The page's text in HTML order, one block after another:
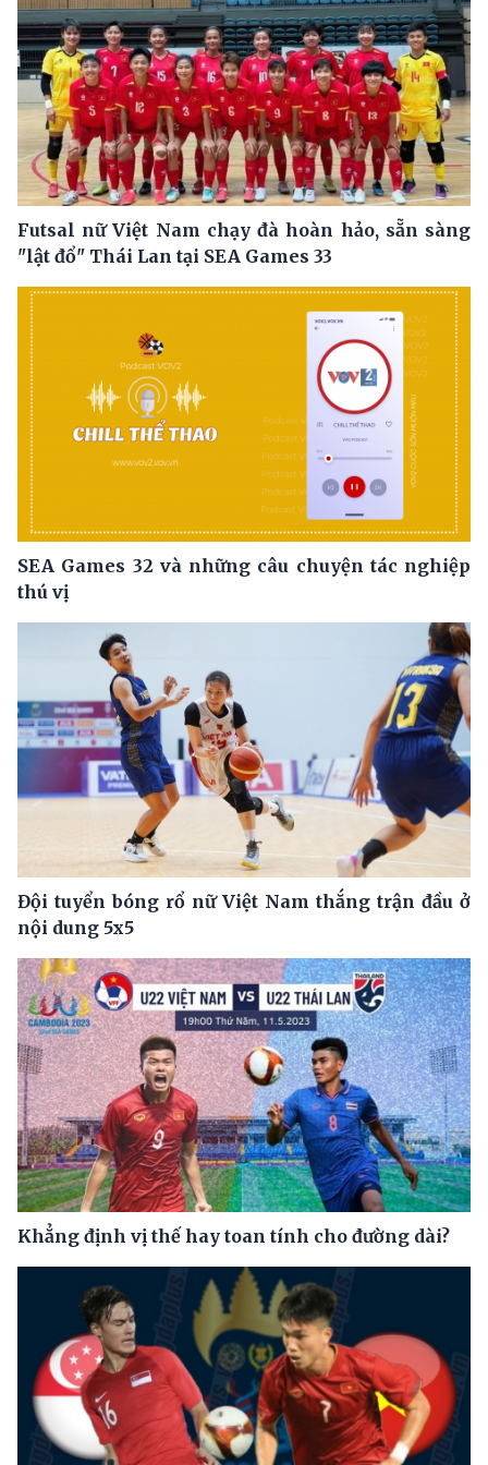
Futsal nữ Việt Nam chạy đà hoàn hảo, sẵn sàng
"lật đổ" Thái Lan tại SEA Games 33
SEA Games 32 và những câu chuyện tác nghiệp
thú vị
Đội tuyển bóng rổ nữ Việt Nam thắng trận đầu ở
nội dung 5x5
Khẳng định vị thế hay toan tính cho đường dài?